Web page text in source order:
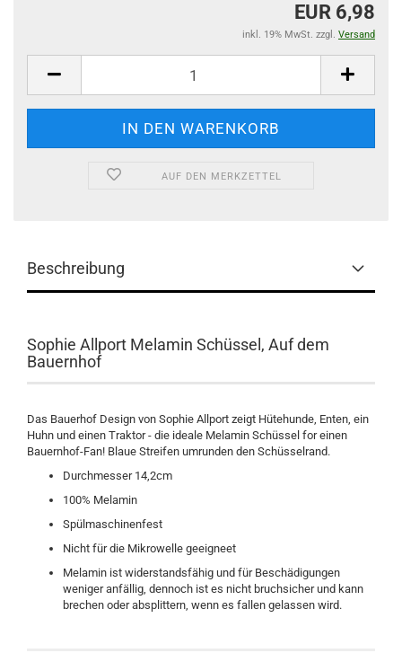
EUR 6,98
inkl. 19% MwSt. zzgl. Versand
AUF DEN MERKZETTEL
Beschreibung
Sophie Allport Melamin Schüssel, Auf dem
Bauernhof
Das Bauerhof Design von Sophie Allport zeigt Hütehunde, Enten, ein
Huhn und einen Traktor - die ideale Melamin Schüssel for einen
Bauernhof-Fan! Blaue Streifen umrunden den Schüsselrand.
Durchmesser 14,2cm
100% Melamin
Spülmaschinenfest
Nicht für die Mikrowelle geeigneet
Melamin ist widerstandsfähig und für Beschädigungen
weniger anfällig, dennoch ist es nicht bruchsicher und kann
brechen oder absplittern, wenn es fallen gelassen wird.